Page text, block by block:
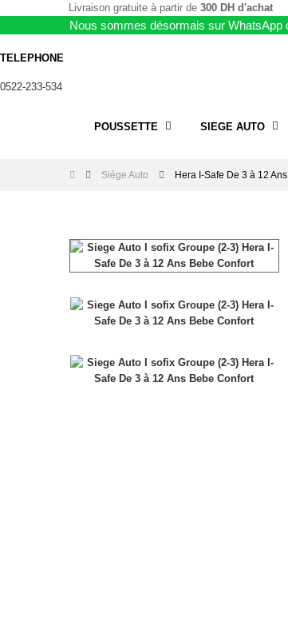
Livraison gratuite à partir de 300 DH d'achat
Nous sommes désormais sur WhatsApp
TELEPHONE
0522-233-534
POUSSETTE SIEGE AUTO
Siège Auto Hera I-Safe De 3 à 12